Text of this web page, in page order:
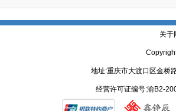
关于
地址:重庆市大渡口区金
经营许可证编号:渝B2-